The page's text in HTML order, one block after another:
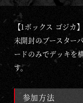
ー
ム
｜
G
【1ボックス ゴジカ
未開封のブースター
ードのみでデッキを
す。
参加方法